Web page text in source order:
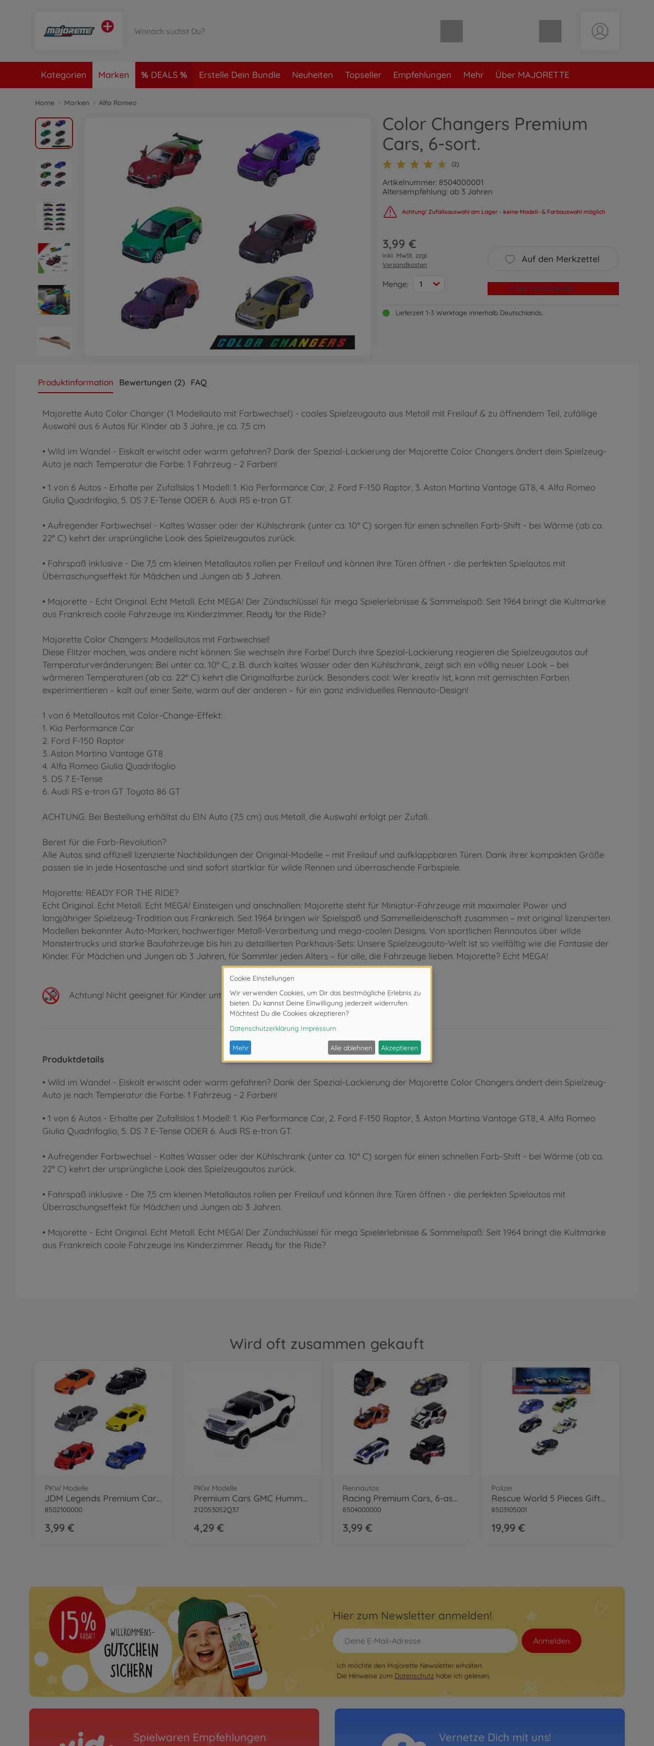
Warenkorb leer
Kategorien Marken DEALS Erstelle Dein Bundle Neuheiten Topseller Empfehlungen Mehr Über MAJORETTE
Home Marken Alfa Romeo
Color Changers Premium
Cars, 6-sort.
(2)
Artikelnummer: 8504000001
Altersempfehlung: ab 3 Jahren
Achtung! Zufallsauswahl am Lager - keine Modell- & Farbauswahl möglich
3,99 €
inkl. MwSt. zzgl.
Versandkosten
Menge: 1
Auf den Merkzettel
In den Warenkorb
Lieferzeit 1-3 Werktage innerhalb Deutschlands.
Produktinformation Bewertungen (2) FAQ
Majorette Auto Color Changer (1 Modellauto mit Farbwechsel) - cooles Spielzeugauto aus Metall mit Freilauf & zu öffnendem Teil, zufällige
Auswahl aus 6 Autos für Kinder ab 3 Jahre, je ca. 7,5 cm
• Wild im Wandel - Eiskalt erwischt oder warm gefahren? Dank der Spezial-Lackierung der Majorette Color Changers ändert dein Spielzeug-
Auto je nach Temperatur die Farbe. 1 Fahrzeug - 2 Farben!
• 1 von 6 Autos - Erhalte per Zufallslos 1 Modell: 1. Kia Performance Car, 2. Ford F-150 Raptor, 3. Aston Martina Vantage GT8, 4. Alfa Romeo
Giulia Quadrifoglio, 5. DS 7 E-Tense ODER 6. Audi RS e-tron GT.
• Aufregender Farbwechsel - Kaltes Wasser oder der Kühlschrank (unter ca. 10° C) sorgen für einen schnellen Farb-Shift - bei Wärme (ab ca.
22° C) kehrt der ursprüngliche Look des Spielzeugautos zurück.
• Fahrspaß inklusive - Die 7,5 cm kleinen Metallautos rollen per Freilauf und können ihre Türen öffnen - die perfekten Spielautos mit
Überraschungseffekt für Mädchen und Jungen ab 3 Jahren.
• Majorette - Echt Original. Echt Metall. Echt MEGA! Der Zündschlüssel für mega Spielerlebnisse & Sammelspaß: Seit 1964 bringt die Kultmarke
aus Frankreich coole Fahrzeuge ins Kinderzimmer. Ready for the Ride?
Majorette Color Changers: Modellautos mit Farbwechsel!
Diese Flitzer machen, was andere nicht können: Sie wechseln ihre Farbe! Durch ihre Spezial-Lackierung reagieren die Spielzeugautos auf
Temperaturveränderungen: Bei unter ca. 10° C, z. B. durch kaltes Wasser oder den Kühlschrank, zeigt sich ein völlig neuer Look – bei
wärmeren Temperaturen (ab ca. 22° C) kehrt die Originalfarbe zurück. Besonders cool: Wer kreativ ist, kann mit gemischten Farben
experimentieren – kalt auf einer Seite, warm auf der anderen – für ein ganz individuelles Rennauto-Design!
1 von 6 Metallautos mit Color-Change-Effekt:
1. Kia Performance Car
2. Ford F-150 Raptor
3. Aston Martina Vantage GT8
4. Alfa Romeo Giulia Quadrifoglio
5. DS 7 E-Tense
6. Audi RS e-tron GT Toyota 86 GT
ACHTUNG: Bei Bestellung erhältst du EIN Auto (7,5 cm) aus Metall, die Auswahl erfolgt per Zufall.
Bereit für die Farb-Revolution?
Alle Autos sind offiziell lizenzierte Nachbildungen der Original-Modelle – mit Freilauf und aufklappbaren Türen. Dank ihrer kompakten Größe
passen sie in jede Hosentasche und sind sofort startklar für wilde Rennen und überraschende Farbspiele.
Majorette: READY FOR THE RIDE?
Echt Original. Echt Metall. Echt MEGA! Einsteigen und anschnallen: Majorette steht für Miniatur-Fahrzeuge mit maximaler Power und
langjähriger Spielzeug-Tradition aus Frankreich. Seit 1964 bringen wir Spielspaß und Sammelleidenschaft zusammen – mit original lizenzierten
Modellen bekannter Auto-Marken, hochwertiger Metall-Verarbeitung und mega-coolen Designs. Von sportlichen Rennautos über wilde
Monstertrucks und starke Baufahrzeuge bis hin zu detaillierten Parkhaus-Sets: Unsere Spielzeugauto-Welt ist so vielfältig wie die Fantasie der
Kinder. Für Mädchen und Jungen ab 3 Jahren, für Sammler jeden Alters – für alle, die Fahrzeuge lieben. Majorette? Echt MEGA!
Achtung! Nicht geeignet für Kinder unter 3 Jahren. Erstickungsgefahr durch Kleinteile.
Produktdetails
• Wild im Wandel - Eiskalt erwischt oder warm gefahren? Dank der Spezial-Lackierung der Majorette Color Changers ändert dein Spielzeug-
Auto je nach Temperatur die Farbe. 1 Fahrzeug - 2 Farben!
• 1 von 6 Autos - Erhalte per Zufallslos 1 Modell: 1. Kia Performance Car, 2. Ford F-150 Raptor, 3. Aston Martina Vantage GT8, 4. Alfa Romeo
Giulia Quadrifoglio, 5. DS 7 E-Tense ODER 6. Audi RS e-tron GT.
• Aufregender Farbwechsel - Kaltes Wasser oder der Kühlschrank (unter ca. 10° C) sorgen für einen schnellen Farb-Shift - bei Wärme (ab ca.
22° C) kehrt der ursprüngliche Look des Spielzeugautos zurück.
• Fahrspaß inklusive - Die 7,5 cm kleinen Metallautos rollen per Freilauf und können ihre Türen öffnen - die perfekten Spielautos mit
Überraschungseffekt für Mädchen und Jungen ab 3 Jahren.
• Majorette - Echt Original. Echt Metall. Echt MEGA! Der Zündschlüssel für mega Spielerlebnisse & Sammelspaß: Seit 1964 bringt die Kultmarke
aus Frankreich coole Fahrzeuge ins Kinderzimmer. Ready for the Ride?
Wird oft zusammen gekauft
PKW Modelle
JDM Legends Premium Cars, 6-sort.
8502100000
3,99 €
PKW Modelle
Premium Cars GMC Hummer EV
212053052Q37
4,29 €
Rennautos
Racing Premium Cars, 6-asst.
8504000000
3,99 €
Polizei
Rescue World 5 Pieces Giftpack
8503105001
19,99 €
Hier zum Newsletter anmelden!
Anmelden
Ich möchte den Majorette Newsletter erhalten.
Die Hinweise zum Datenschutz habe ich gelesen.
Spielwaren Empfehlungen Vernetze Dich mit uns!